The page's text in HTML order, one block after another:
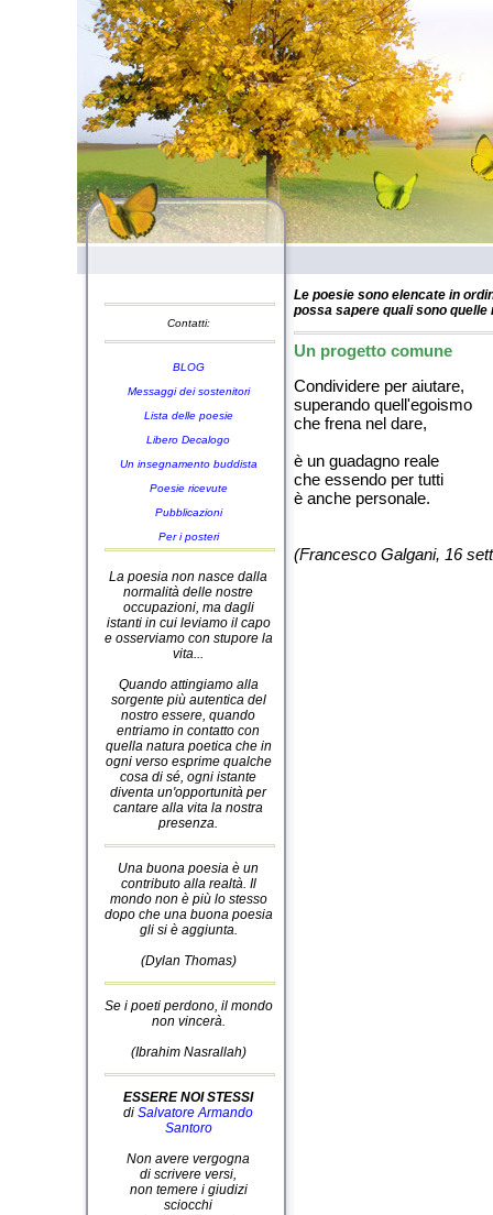
Contatti:
BLOG
Messaggi dei sostenitori
Lista delle poesie
Libero Decalogo
Un insegnamento buddista
Poesie ricevute
Pubblicazioni
Per i posteri
La poesia non nasce dalla
normalità delle nostre
occupazioni, ma dagli
istanti in cui leviamo il capo
e osserviamo con stupore la
vita...
Quando attingiamo alla
sorgente più autentica del
nostro essere, quando
entriamo in contatto con
quella natura poetica che in
ogni verso esprime qualche
cosa di sé, ogni istante
diventa un'opportunità per
cantare alla vita la nostra
presenza.
Una buona poesia è un
contributo alla realtà. Il
mondo non è più lo stesso
dopo che una buona poesia
gli si è aggiunta.
(Dylan Thomas)
Se i poeti perdono, il mondo
non vincerà.
(Ibrahim Nasrallah)
ESSERE NOI STESSI
di Salvatore Armando
Santoro
Non avere vergogna
di scrivere versi,
non temere i giudizi
sciocchi
Le poesie sono elencate in
possa sapere quali sono
Un progetto comune
Condividere per aiutare,
superando quell'egoismo
che frena nel dare,
è un guadagno reale
che essendo per tutti
è anche personale.
(Francesco Galgani, 16